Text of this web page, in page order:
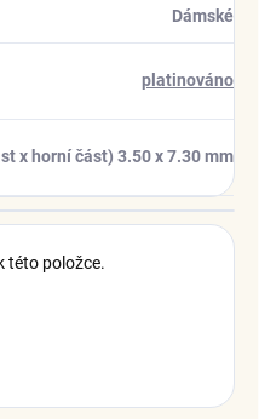
Dámské
platinováno
x horní část) 3.50 x 7.30 mm
této položce.